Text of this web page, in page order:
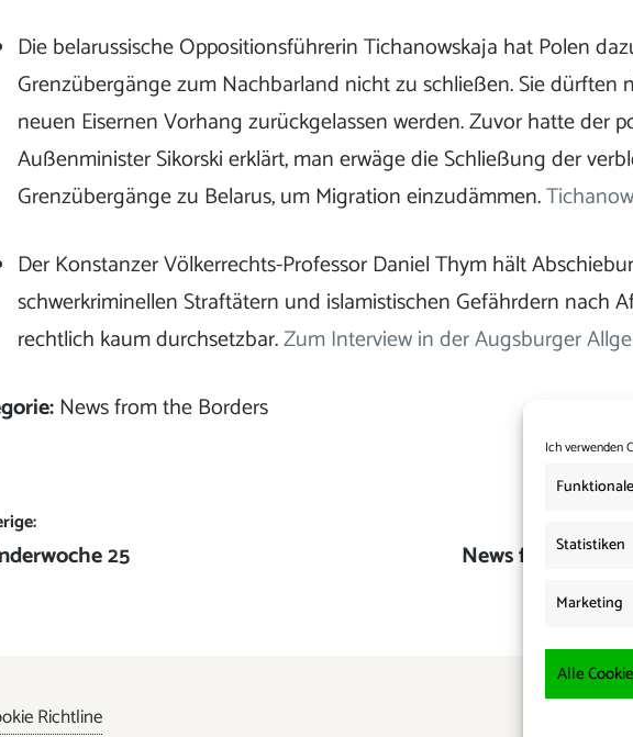
Ich verwenden
Statistiken
Marketing
Alle
Die belarussische Oppositionsführerin Tichanowskaja hat Polen
Grenzübergänge zum Nachbarland nicht zu schließen. Sie dürften
neuen Eisernen Vorhang zurückgelassen werden. Zuvor hatte der
Außenminister Sikorski erklärt, man erwäge die Schließung der
Grenzübergänge zu Belarus, um Migration einzudämmen.
Der Konstanzer Völkerrechts-Professor Daniel Thym hält
schwerkriminellen Straftätern und islamistischen Gefährdern nach
rechtlich kaum durchsetzbar.Zum Interview in der Augsburger
News from the Borders
25
Nächster
News from the
Richtline